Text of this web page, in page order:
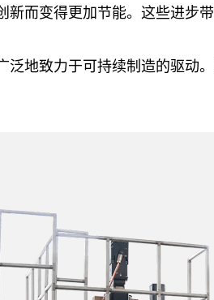
而变得更加节能。这些进步
地致力于可持续制造的驱